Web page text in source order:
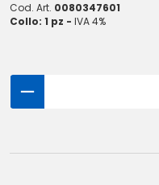
Cod. Art. 0080347601
Collo: 1 pz - IVA 4%